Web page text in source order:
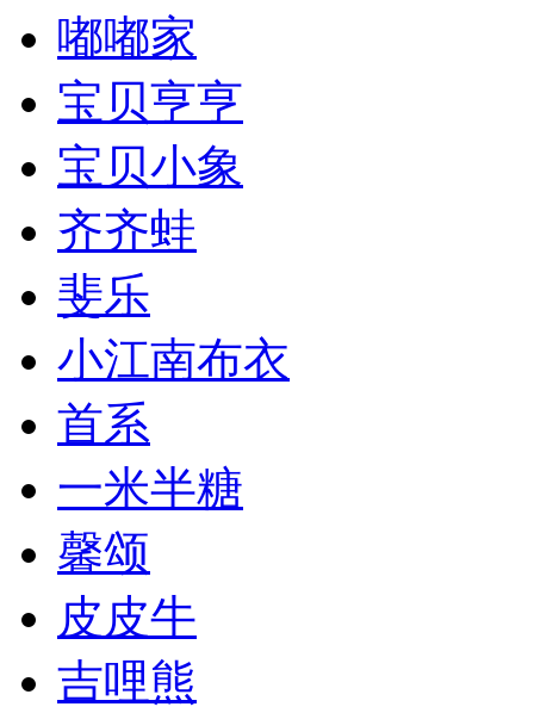
嘟嘟家
宝贝亨亨
宝贝小象
齐齐蛙
斐乐
小江南布衣
首系
一米半糖
馨颂
皮皮牛
吉哩熊